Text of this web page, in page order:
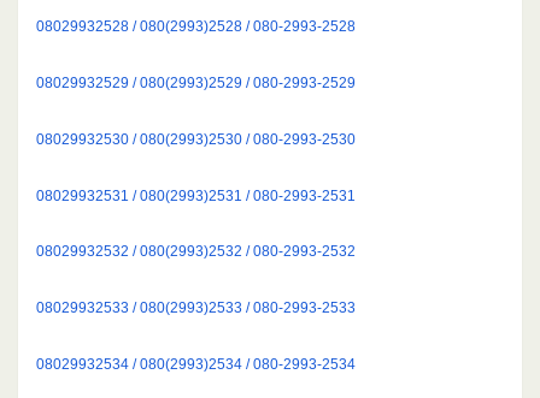
08029932528 / 080(2993)2528 / 080-2993-2528
08029932529 / 080(2993)2529 / 080-2993-2529
08029932530 / 080(2993)2530 / 080-2993-2530
08029932531 / 080(2993)2531 / 080-2993-2531
08029932532 / 080(2993)2532 / 080-2993-2532
08029932533 / 080(2993)2533 / 080-2993-2533
08029932534 / 080(2993)2534 / 080-2993-2534